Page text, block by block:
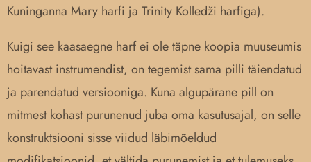
Kuninganna Mary harfi ja Trinity Kolledži harfiga).
Kuigi see kaasaegne harf ei ole täpne koopia muuseumis
hoitavast instrumendist, on tegemist sama pilli täiendatud
ja parendatud versiooniga. Kuna algupärane pill on
mitmest kohast purunenud juba oma kasutusajal, on selle
konstruktsiooni sisse viidud läbimõeldud